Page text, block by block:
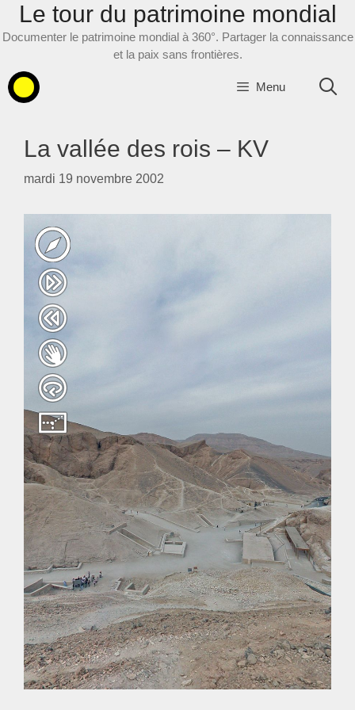
AllerLe tour du patrimoine mondial
Documenter le patrimoine mondial à 360°. Partager la connaissance
et la paix sans frontières.
Menu
La vallée des rois – KV
mardi 19 novembre 2002